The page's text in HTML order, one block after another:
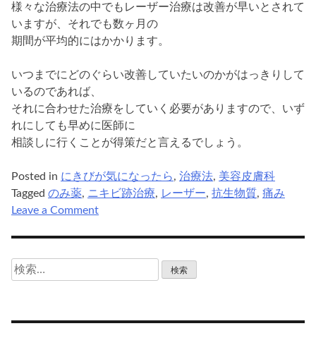
様々な治療法の中でもレーザー治療は改善が早いとされて
いますが、それでも数ヶ月の
期間が平均的にはかかります。
いつまでにどのぐらい改善していたいのかがはっきりして
いるのであれば、
それに合わせた治療をしていく必要がありますので、いず
れにしても早めに医師に
相談しに行くことが得策だと言えるでしょう。
Posted in にきびが気になったら, 治療法, 美容皮膚科
Tagged のみ薬, ニキビ跡治療, レーザー, 抗生物質, 痛み
Leave a Commenton
ビ
検
索: